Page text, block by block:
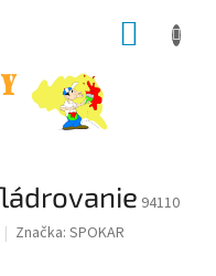
94110
Značka: SPOKAR